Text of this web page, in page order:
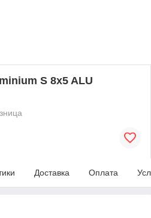
S 8x5 ALU
Доставка Оплата